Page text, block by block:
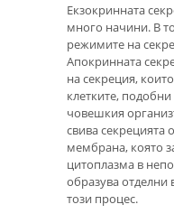
Екзокринната
много начини. В
режимите на
Апокринната
на секреция,
клетките,
човешкия
свива секрецията
мембрана, която
цитоплазма в
образува отделни
този процес.